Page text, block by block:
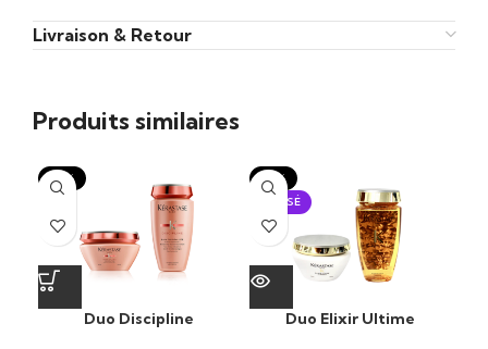
Livraison & Retour
Produits similaires
-15%
Duo Discipline
-15%
ÉPUISÉ
Duo Elixir Ultime